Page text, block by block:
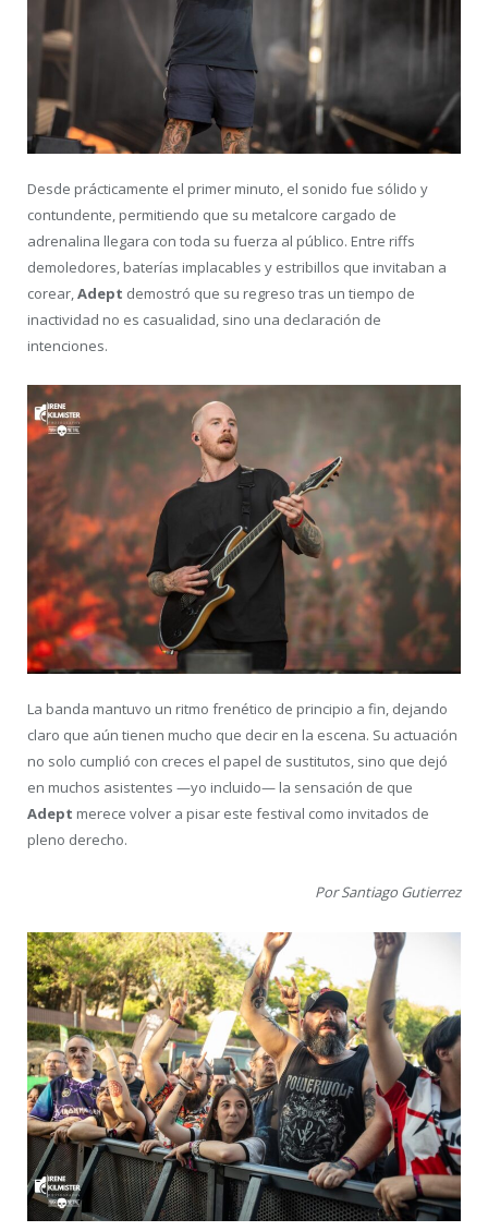
Desde prácticamente el primer minuto, el sonido fue sólido y
contundente, permitiendo que su metalcore cargado de
adrenalina llegara con toda su fuerza al público. Entre riffs
demoledores, baterías implacables y estribillos que invitaban a
corear,Adept demostró que su regreso tras un tiempo de
inactividad no es casualidad, sino una declaración de
intenciones.
La banda mantuvo un ritmo frenético de principio a fin, dejando
claro que aún tienen mucho que decir en la escena. Su actuación
no solo cumplió con creces el papel de sustitutos, sino que dejó
en muchos asistentes —yo incluido— la sensación de que
Adept merece volver a pisar este festival como invitados de
pleno derecho.
Por Santiago Gutierrez